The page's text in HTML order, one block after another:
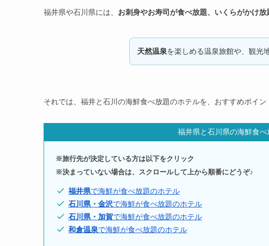
福井県や石川県には、 お刺身やお寿司が食べ放題、いくらがかけ放
天然温泉を楽しめる温泉旅館や、観光
それでは、福井と石川の海鮮食べ放題のホテルを、おすすめポイ
福井県と石川県の海鮮食
※旅行先が決定している方は以下をクリック
※決まっていない場合は、スクロールして上から順番にどうぞ♪
福井県で海鮮が食べ放題のホテル
石川県・金沢で海鮮が食べ放題のホテル
石川県・加賀で海鮮が食べ放題のホテル
和倉温泉で海鮮が食べ放題のホテル